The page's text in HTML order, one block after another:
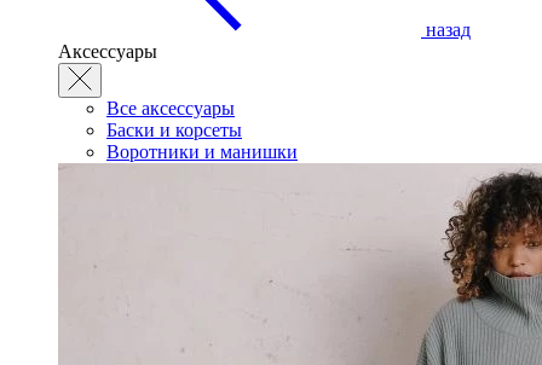
назад
Аксессуары
Все аксессуары
Баски и корсеты
Воротники и манишки